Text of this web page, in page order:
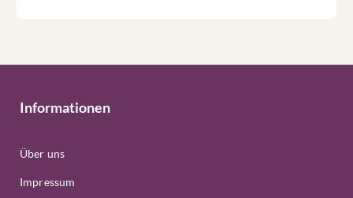
Informationen
Über uns
Impressum